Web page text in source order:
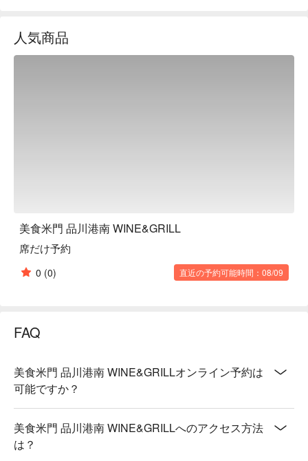
proud of and cooked in a simple way. Please enjoy gourmet
ingredients discovered from all over the country along with
人気商品
美食米門 品川港南 WINE&GRILL
席だけ予約
0 (0) 直近の予約可能時間：08/09
FAQ
美食米門 品川港南 WINE&GRILLオンライン予約は
可能ですか？
美食米門 品川港南 WINE&GRILLへのアクセス方法
は？